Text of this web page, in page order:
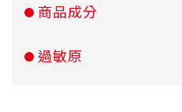
商品成分
過敏原